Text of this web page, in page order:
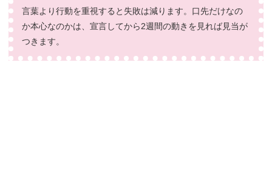
言葉より行動を重視すると失敗は減ります。口先だけなの
か本心なのかは、宣言してから2週間の動きを見れば見当が
つきます。